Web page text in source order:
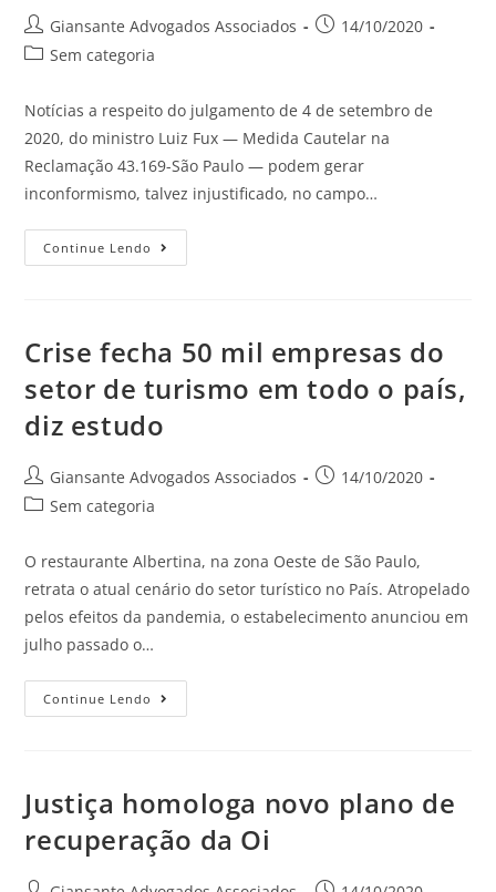
Giansante Advogados Associados
14/10/2020
Sem categoria
Notícias a respeito do julgamento de 4 de setembro de
2020, do ministro Luiz Fux — Medida Cautelar na
Reclamação 43.169-São Paulo — podem gerar
inconformismo, talvez injustificado, no campo…
Continue Lendo
Crise fecha 50 mil empresas do
setor de turismo em todo o país,
diz estudo
Giansante Advogados Associados
14/10/2020
Sem categoria
O restaurante Albertina, na zona Oeste de São Paulo,
retrata o atual cenário do setor turístico no País. Atropelado
pelos efeitos da pandemia, o estabelecimento anunciou em
julho passado o…
Continue Lendo
Justiça homologa novo plano de
recuperação da Oi